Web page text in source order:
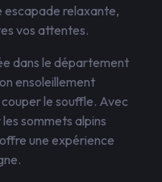
escapade relaxante,
vos attentes.
dans le département
ensoleillement
le souffle. Avec
sommets alpins
une expérience